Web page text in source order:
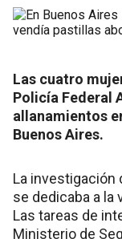
Las cuatro
Policía Federal
allanamientos
Buenos Aires.
La investigación
se dedicaba a la
Las tareas de
Ministerio de